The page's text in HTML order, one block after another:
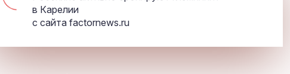
в Карелии
с сайта factornews.ru